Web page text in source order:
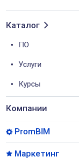
Каталог
ПО
Услуги
Курсы
Компании
PromBIM
Маркетинг